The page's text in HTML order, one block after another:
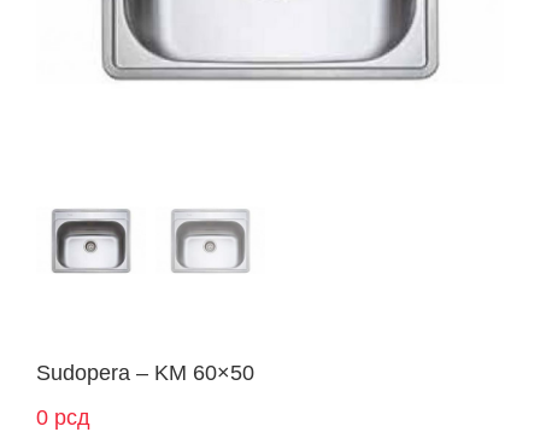
Sudopera – KM 60×50
0 рсд